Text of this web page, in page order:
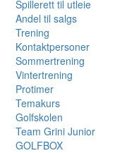
Spillerett til utleie
Andel til salgs
Trening
Kontaktpersoner
Sommertrening
Vintertrening
Protimer
Temakurs
Golfskolen
Team Grini Junior
GOLFBOX